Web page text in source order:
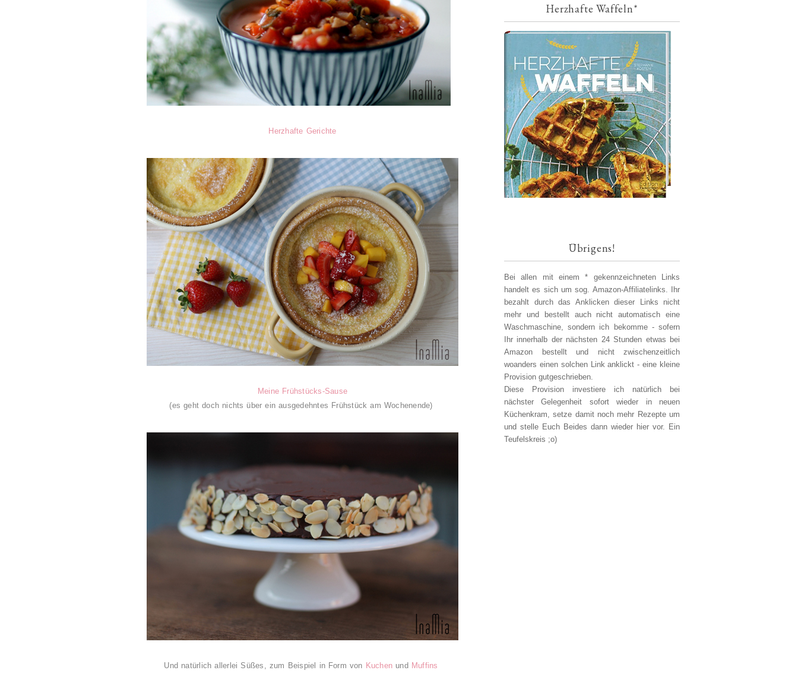
Herzhafte Gerichte
Meine Frühstücks-Sause
(es geht doch nichts über ein ausgedehntes Frühstück am Wochenende)
Und natürlich allerlei Süßes, zum Beispiel in Form von Kuchen und Muffins
Herzhafte Waffeln*
Übrigens!
Bei allen mit einem * gekennzeichneten Links
handelt es sich um sog. Amazon-Affiliatelinks. Ihr
bezahlt durch das Anklicken dieser Links nicht
mehr und bestellt auch nicht automatisch eine
Waschmaschine, sondern ich bekomme - sofern
Ihr innerhalb der nächsten 24 Stunden etwas bei
Amazon bestellt und nicht zwischenzeitlich
woanders einen solchen Link anklickt - eine kleine
Provision gutgeschrieben.
Diese Provision investiere ich natürlich bei
nächster Gelegenheit sofort wieder in neuen
Küchenkram, setze damit noch mehr Rezepte um
und stelle Euch Beides dann wieder hier vor. Ein
Teufelskreis ;o)